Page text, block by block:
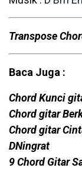
Transpose
Baca Juga :
Chord Kunci
Chord gitar
Chord gitar
DNingrat
9 Chord Gitar